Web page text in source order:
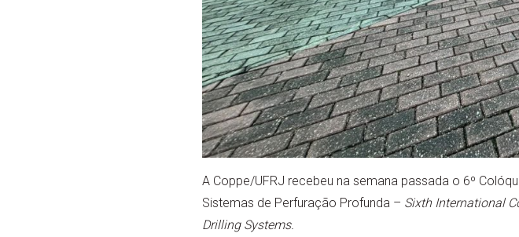
A Coppe/UFRJ recebeu na semana passada o 6º
Sistemas de Perfuração Profunda – Sixth International
Drilling Systems.